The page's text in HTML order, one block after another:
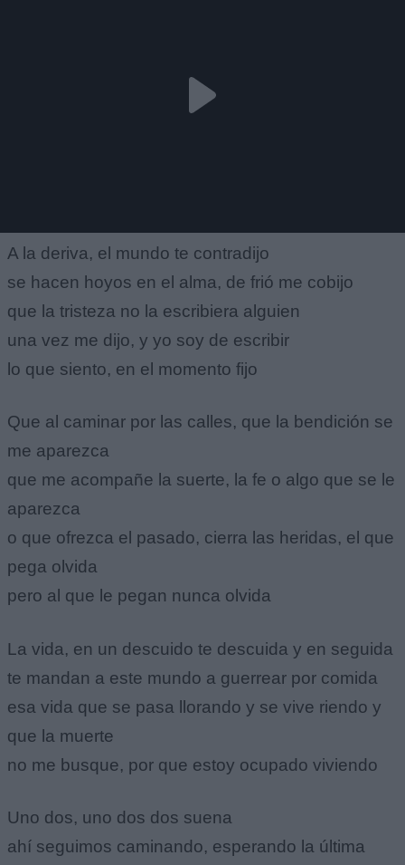
A la deriva, el mundo te contradijo
se hacen hoyos en el alma, de frió me cobijo
que la tristeza no la escribiera alguien
una vez me dijo, y yo soy de escribir
lo que siento, en el momento fijo
Que al caminar por las calles, que la bendición se
me aparezca
que me acompañe la suerte, la fe o algo que se le
aparezca
o que ofrezca el pasado, cierra las heridas, el que
pega olvida
pero al que le pegan nunca olvida
La vida, en un descuido te descuida y en seguida
te mandan a este mundo a guerrear por comida
esa vida que se pasa llorando y se vive riendo y
que la muerte
no me busque, por que estoy ocupado viviendo
Uno dos, uno dos dos suena
ahí seguimos caminando, esperando la última